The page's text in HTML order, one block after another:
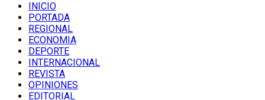
INICIO
PORTADA
REGIONAL
ECONOMIA
DEPORTE
INTERNACIONAL
REVISTA
OPINIONES
EDITORIAL